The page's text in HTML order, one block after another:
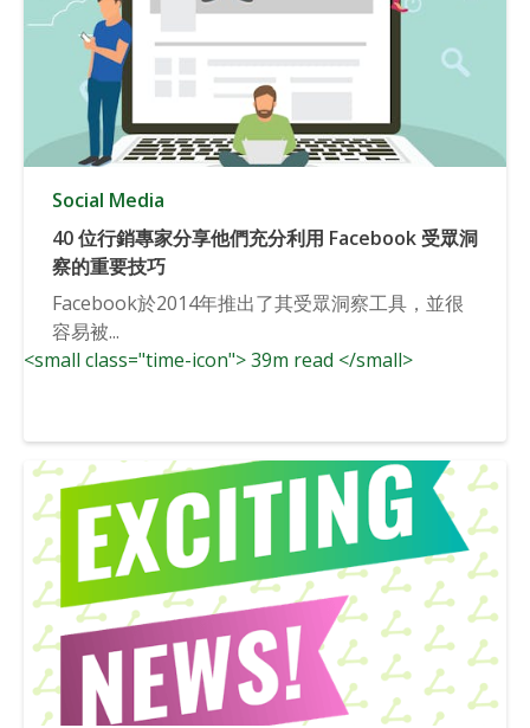
Social Media
40 位行銷專家分享他們充分利用 Facebook 受眾洞
察的重要技巧
Facebook於2014年推出了其受眾洞察工具，並很
容易被...
<small class="time-icon"> 39m read </small>